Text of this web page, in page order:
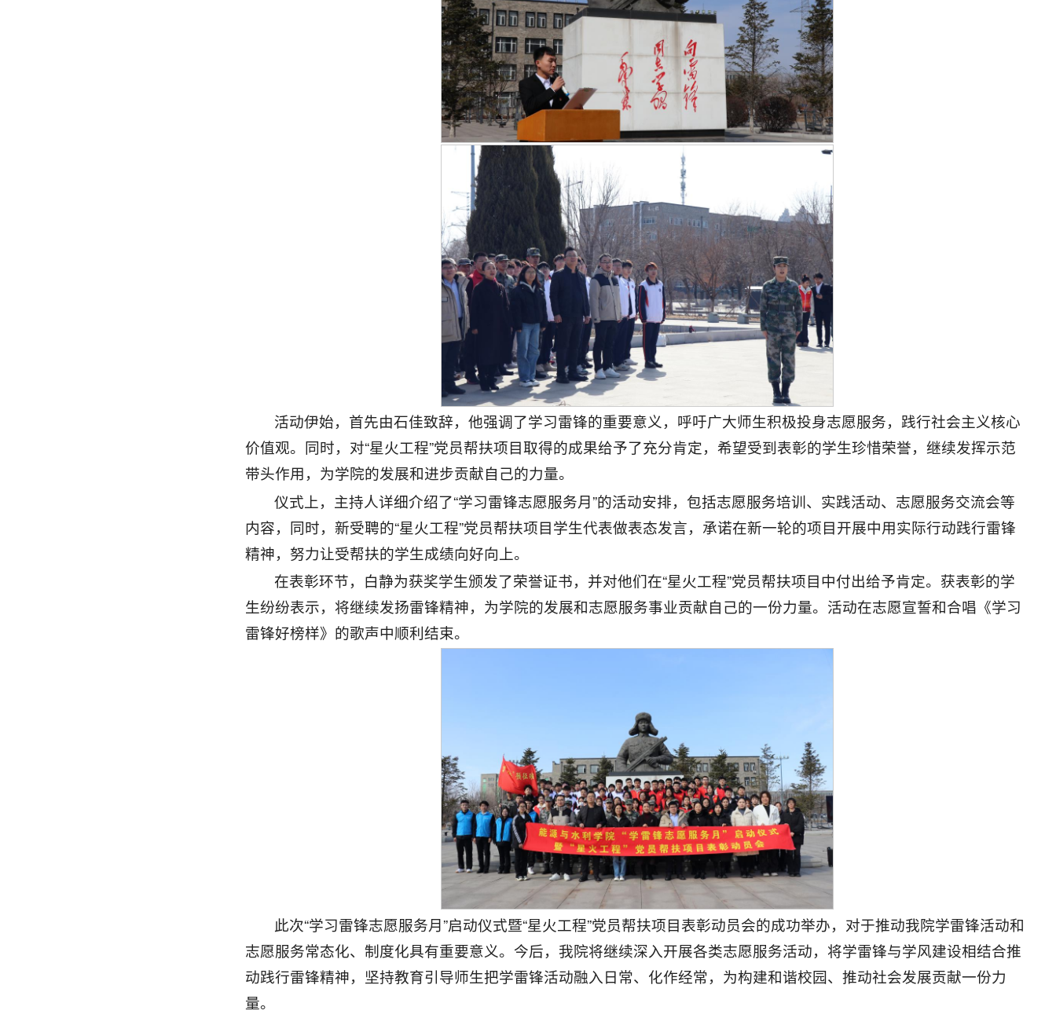
活动伊始，首先由石佳致辞，他强调了学习雷锋的重要意义，呼吁广大师生积极投身志愿服务，践行社会主义核心
价值观。同时，对“星火工程”党员帮扶项目取得的成果给予了充分肯定，希望受到表彰的学生珍惜荣誉，继续发挥示范
带头作用，为学院的发展和进步贡献自己的力量。
仪式上，主持人详细介绍了“学习雷锋志愿服务月”的活动安排，包括志愿服务培训、实践活动、志愿服务交流会等
内容，同时，新受聘的“星火工程”党员帮扶项目学生代表做表态发言，承诺在新一轮的项目开展中用实际行动践行雷锋
精神，努力让受帮扶的学生成绩向好向上。
在表彰环节，白静为获奖学生颁发了荣誉证书，并对他们在“星火工程”党员帮扶项目中付出给予肯定。获表彰的学
生纷纷表示，将继续发扬雷锋精神，为学院的发展和志愿服务事业贡献自己的一份力量。活动在志愿宣誓和合唱《学习
雷锋好榜样》的歌声中顺利结束。
此次“学习雷锋志愿服务月”启动仪式暨“星火工程”党员帮扶项目表彰动员会的成功举办，对于推动我院学雷锋活动和
志愿服务常态化、制度化具有重要意义。今后，我院将继续深入开展各类志愿服务活动，将学雷锋与学风建设相结合推
动践行雷锋精神，坚持教育引导师生把学雷锋活动融入日常、化作经常，为构建和谐校园、推动社会发展贡献一份力
量。